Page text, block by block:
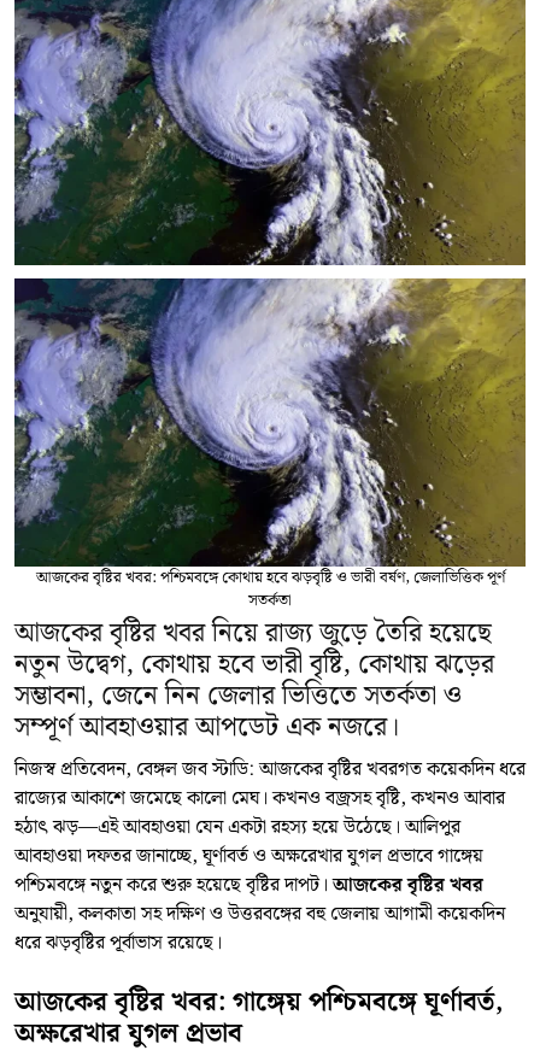
আজকের বৃষ্টির খবর: পশ্চিমবঙ্গে কোথায় হবে ঝড়বৃষ্টি ও ভারী বর্ষণ, জেলাভিত্তিক পূর্ণ
সতর্কতা
আজকের বৃষ্টির খবর নিয়ে রাজ্য জুড়ে তৈরি হয়েছে
নতুন উদ্বেগ, কোথায় হবে ভারী বৃষ্টি, কোথায় ঝড়ের
সম্ভাবনা, জেনে নিন জেলার ভিত্তিতে সতর্কতা ও
সম্পূর্ণ আবহাওয়ার আপডেট এক নজরে।
নিজস্ব প্রতিবেদন, বেঙ্গল জব স্টাডি: আজকের বৃষ্টির খবরগত কয়েকদিন ধরে
রাজ্যের আকাশে জমেছে কালো মেঘ। কখনও বজ্রসহ বৃষ্টি, কখনও আবার
হঠাৎ ঝড়—এই আবহাওয়া যেন একটা রহস্য হয়ে উঠেছে। আলিপুর
আবহাওয়া দফতর জানাচ্ছে, ঘূর্ণাবর্ত ও অক্ষরেখার যুগল প্রভাবে গাঙ্গেয়
পশ্চিমবঙ্গে নতুন করে শুরু হয়েছে বৃষ্টির দাপট।আজকের বৃষ্টির খবর
অনুযায়ী, কলকাতা সহ দক্ষিণ ও উত্তরবঙ্গের বহু জেলায় আগামী কয়েকদিন
ধরে ঝড়বৃষ্টির পূর্বাভাস রয়েছে।
আজকের বৃষ্টির খবর: গাঙ্গেয় পশ্চিমবঙ্গে ঘূর্ণাবর্ত,
অক্ষরেখার যুগল প্রভাব